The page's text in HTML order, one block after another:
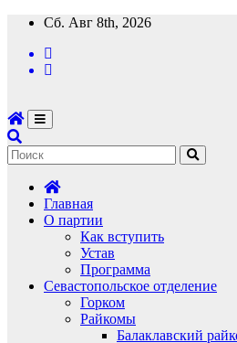
Перейти
содержимому
Сб. Авг 8th, 2026
Главная
О партии
Как вступить
Устав
Программа
Севастопольское отделение
Горком
Райкомы
Балаклавский